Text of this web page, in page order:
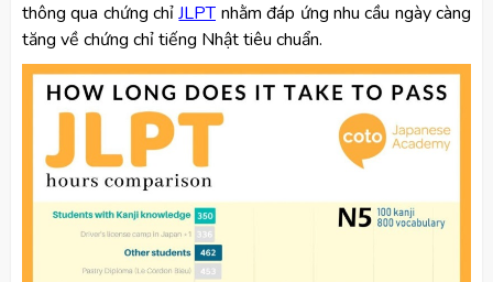
thông qua chứng chỉJLPT nhằm đáp ứng nhu cầu ngày càng
tăng về chứng chỉ tiếng Nhật tiêu chuẩn.